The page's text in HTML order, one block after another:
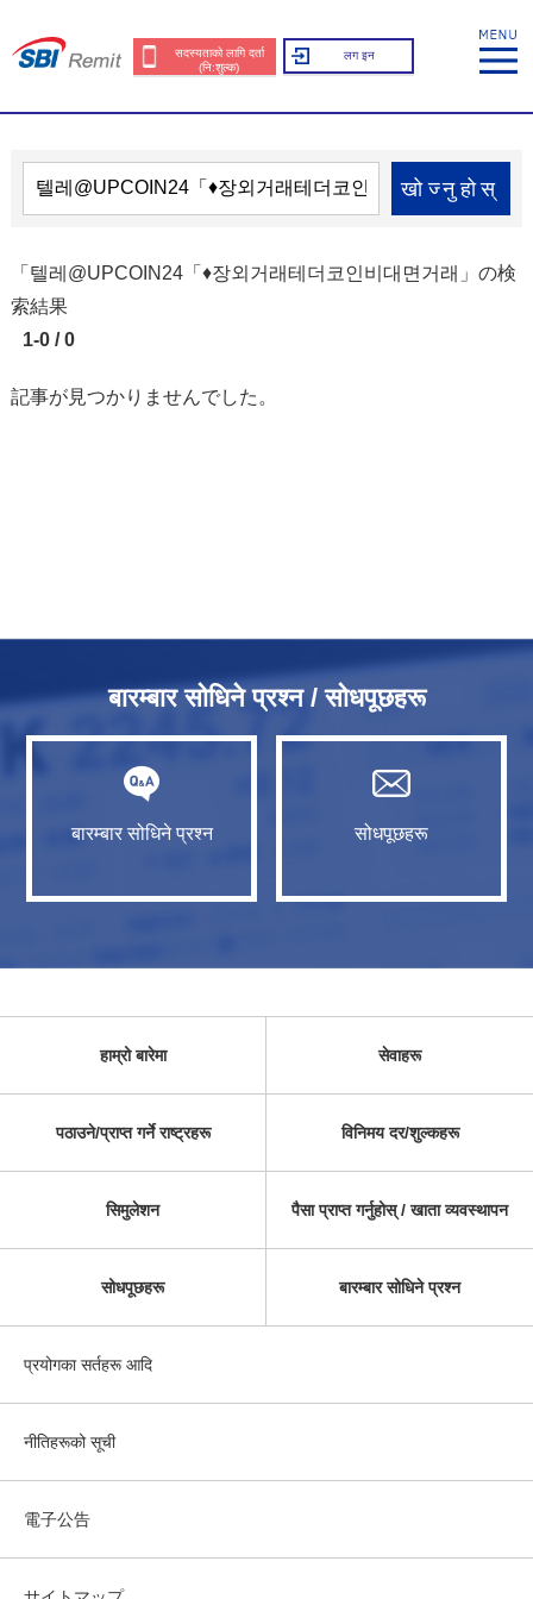
सदस्यताको लागि दर्ता
(नि:शुल्क)
लग इन
खोज्नुहोस्
「텔레@UPCOIN24「♦장외거래테더코인비대면거래」の検
索結果
1-0 / 0
記事が見つかりませんでした。
बारम्बार सोधिने प्रश्न / सोधपूछहरू
बारम्बार सोधिने प्रश्न सोधपूछहरू
हाम्रो बारेमा सेवाहरू
पठाउने/प्राप्त गर्ने राष्ट्रहरू विनिमय दर/शुल्कहरू
सिमुलेशन पैसा प्राप्त गर्नुहोस् / खाता व्यवस्थापन
सोधपूछहरू बारम्बार सोधिने प्रश्न
प्रयोगका सर्तहरू आदि
नीतिहरूको सूची
電子公告